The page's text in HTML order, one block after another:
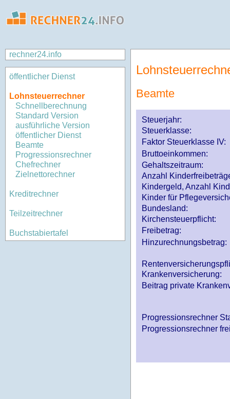
rechner24.info
öffentlicher Dienst
Lohnsteuerrechner
Schnellberechnung
Standard Version
ausführliche Version
öffentlicher Dienst
Beamte
Progressionsrechner
Chefrechner
Zielnettorechner
Kreditrechner
Teilzeitrechner
Buchstabiertafel
Beamte
Steuerjahr:
Steuerklasse:
Faktor Steuerklasse IV:
Bruttoeinkommen:
Gehaltszeitraum:
Anzahl
Kindergeld, Anzahl
Kinder für
Bundesland:
Kirchensteuerpflicht:
Freibetrag:
Hinzurechnungsbetrag:
Krankenversicherung:
Beitrag private
Progressionsrechner
Progressionsrechner